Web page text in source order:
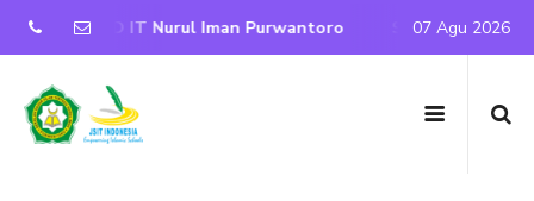
Resmi SD IT Nurul Iman Purwantoro Selamat Datang
07 Agu 2026